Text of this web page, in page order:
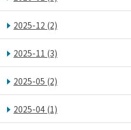
2025-12 (2)
2025-11 (3)
2025-05 (2)
2025-04 (1)